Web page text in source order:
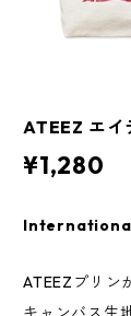
ATEEZ エ
¥1,280
ATEEZプリ